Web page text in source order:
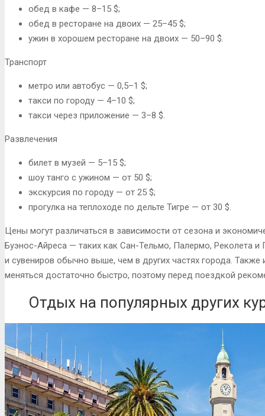
обед в кафе — 8–15 $;
обед в ресторане на двоих — 25–45 $;
ужин в хорошем ресторане на двоих — 50–90 $.
Транспорт
метро или автобус — 0,5–1 $;
такси по городу — 4–10 $;
такси через приложение — 3–8 $.
Развлечения
билет в музей — 5–15 $;
шоу танго с ужином — от 50 $;
экскурсия по городу — от 25 $;
прогулка на теплоходе по дельте Тигре — от 30 $.
Цены могут различаться в зависимости от сезона и
Буэнос-Айреса — таких как Сан-Тельмо, Палермо, Реколета
и сувениров обычно выше, чем в других частях города.
меняться достаточно быстро, поэтому перед поездкой
Отдых на популярных других